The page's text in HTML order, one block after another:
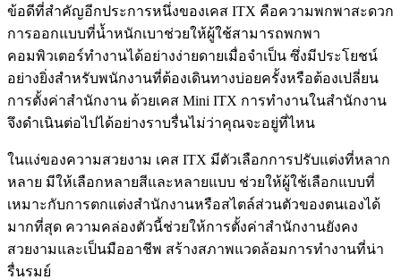
ข้อดีที่สำคัญอีกประการหนึ่งของเคส ITX คือความพกพาสะดวก
การออกแบบที่น้ำหนักเบาช่วยให้ผู้ใช้สามารถพกพา
คอมพิวเตอร์ทำงานได้อย่างง่ายดายเมื่อจำเป็น ซึ่งมีประโยชน์
อย่างยิ่งสำหรับพนักงานที่ต้องเดินทางบ่อยครั้งหรือต้องเปลี่ยน
การตั้งค่าสำนักงาน ด้วยเคส Mini ITX การทำงานในสำนักงาน
จึงดำเนินต่อไปได้อย่างราบรื่นไม่ว่าคุณจะอยู่ที่ไหน
ในแง่ของความสวยงาม เคส ITX มีตัวเลือกการปรับแต่งที่หลาก
หลาย มีให้เลือกหลายสีและหลายแบบ ช่วยให้ผู้ใช้เลือกแบบที่
เหมาะกับการตกแต่งสำนักงานหรือสไตล์ส่วนตัวของตนเองได้
มากที่สุด ความคล่องตัวนี้ช่วยให้การตั้งค่าสำนักงานยังคง
สวยงามและเป็นมืออาชีพ สร้างสภาพแวดล้อมการทำงานที่น่า
รื่นรมย์